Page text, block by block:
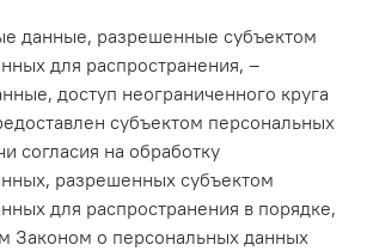
данные, разрешенные субъектом
для распространения, –
доступ неограниченного круга
субъектом персональных
согласия на обработку
разрешенных субъектом
для распространения в порядке,
Законом о персональных данных